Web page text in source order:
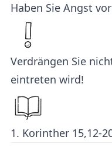
Haben Sie Angst
Verdrängen Sie
eintreten wird!
1. Korinther 15,12-